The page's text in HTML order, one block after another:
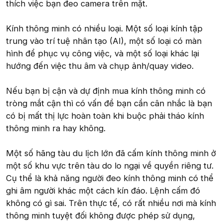
thích việc bạn đeo camera trên mặt.
Kính thông minh có nhiều loại. Một số loại kính tập
trung vào trí tuệ nhân tạo (AI), một số loại có màn
hình để phục vụ công việc, và một số loại khác lại
hướng đến việc thu âm và chụp ảnh/quay video.
Nếu bạn bị cận và dự định mua kính thông minh có
tròng mắt cận thì có vấn đề bạn cần cân nhắc là bạn
có bị mất thị lực hoàn toàn khi buộc phải tháo kính
thông minh ra hay không.
Một số hãng tàu du lịch lớn đã cấm kính thông minh ở
một số khu vực trên tàu do lo ngại về quyền riêng tư.
Cụ thể là khả năng người đeo kính thông minh có thể
ghi âm người khác một cách kín đáo. Lệnh cấm đó
không có gì sai. Trên thực tế, có rất nhiều nơi mà kính
thông minh tuyệt đối không được phép sử dụng,